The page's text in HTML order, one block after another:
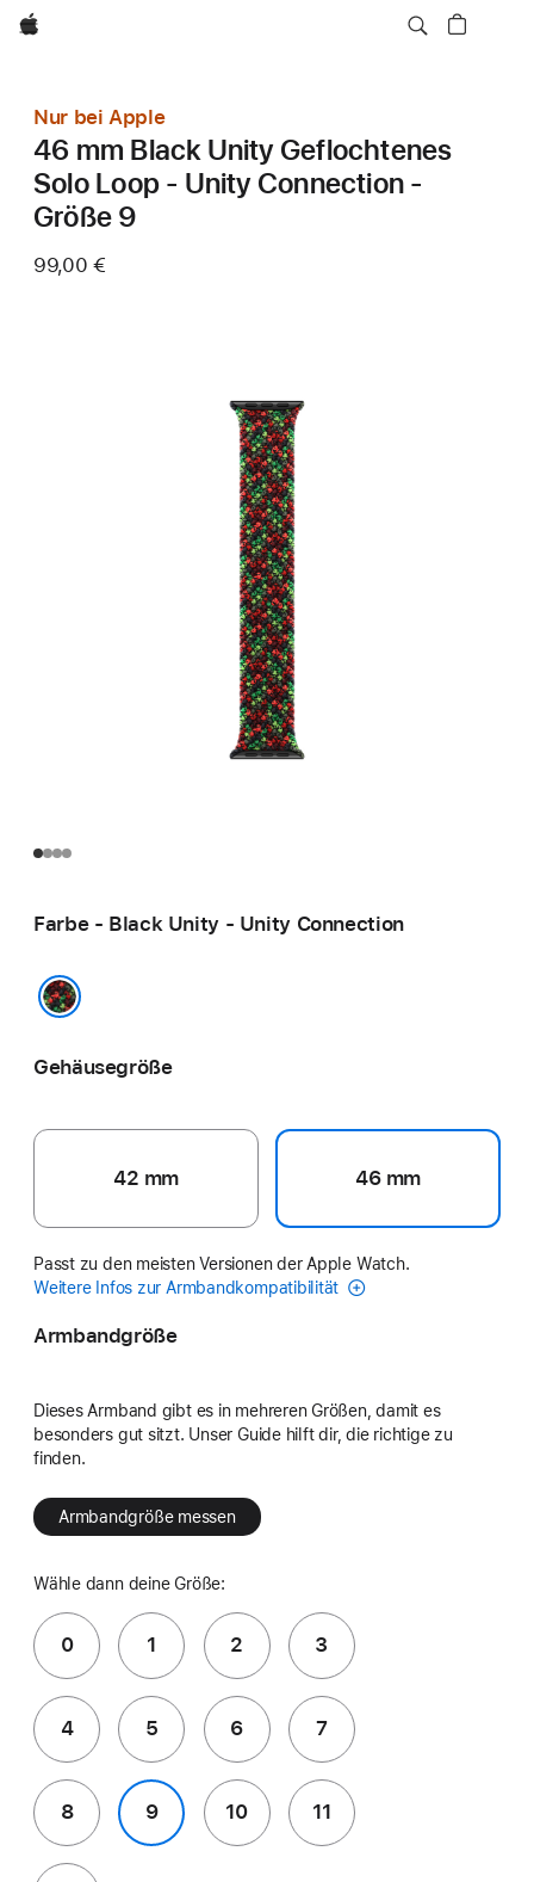
Apple
Nur bei Apple
46 mm Black Unity Geflochtenes
Solo Loop - Unity Connection -
Größe 9
99,00 €
Farbe - Black Unity - Unity Connection
Gehäusegröße
42 mm 46 mm
Passt zu den meisten Versionen der Apple Watch.
Weitere Infos zur Armbandkompatibilität
Armbandgröße
Dieses Armband gibt es in mehreren Größen, damit es
besonders gut sitzt. Unser Guide hilft dir, die richtige zu
finden.
Armbandgröße messen
Wähle dann deine Größe:
0 1 2 3
4 5 6 7
8 9 10 11